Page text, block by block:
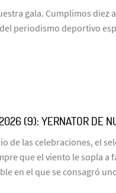
gala. Cumplimos diez
periodismo deportivo
(9): YERNATOR DE
de las celebraciones, el
que el viento le sopla a
en el que se consagró